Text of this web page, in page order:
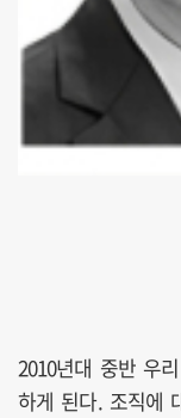
2010년대 중반 우
하게 된다. 조직에